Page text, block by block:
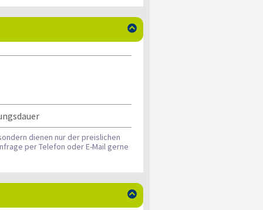

dienen nur der preislichen
per Telefon oder E-Mail gerne
